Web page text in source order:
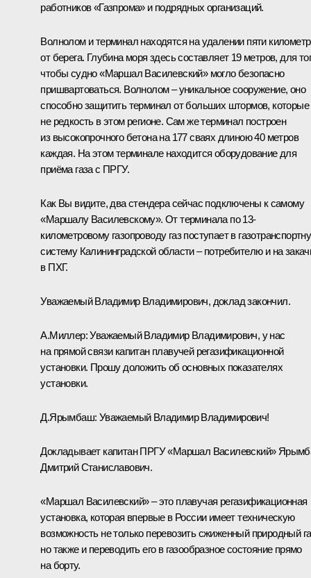
работников «Газпрома» и подрядных организаций.
Волнолом и терминал находятся на удалении пяти
от берега. Глубина моря здесь составляет 19 метров, для
чтобы судно «Маршал Василевский» могло безопасно
пришвартоваться. Волнолом – уникальное сооружение, оно
способно защитить терминал от больших штормов, которые
не редкость в этом регионе. Сам же терминал построен
из высокопрочного бетона на 177 сваях длиною 40 метров
каждая. На этом терминале находится оборудование для
приёма газа с ПРГУ.
Как Вы видите, два стендера сейчас подключены к самому
«Маршалу Василевскому». От терминала по 13-
километровому газопроводу газ поступает в
систему Калининградской области – потребителю и на
в ПХГ.
Уважаемый Владимир Владимирович, доклад закончил.
А.Миллер:Уважаемый Владимир Владимирович, у нас
на прямой связи капитан плавучей регазификационной
установки. Прошу доложить об основных показателях
установки.
Д.Ярымбаш: Уважаемый Владимир Владимирович!
Докладывает капитан ПРГУ «Маршал Василевский»
Дмитрий Станиславович.
«Маршал Василевский» – это плавучая регазификационная
установка, которая впервые в России имеет техническую
возможность не только перевозить сжиженный природный
но также и переводить его в газообразное состояние прямо
на борту.